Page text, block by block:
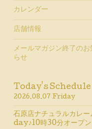
カレンダー
店舗情報
メールマガジン終了のお
らせ
Today's Schedule
2026.08.07 Friday
石原店ナチュラルカレー
day♪10時30分オープン